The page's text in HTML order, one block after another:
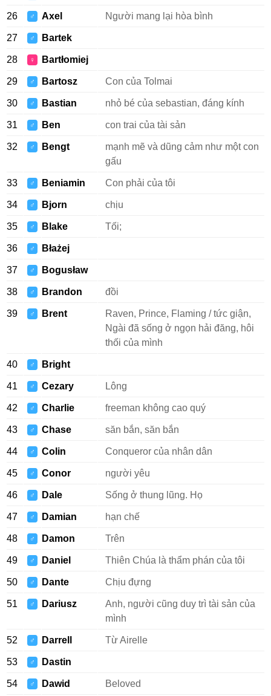
26 ♂ Axel Người mang lại hòa bình
27 ♂ Bartek
28 ♀ Bartłomiej
29 ♂ Bartosz Con của Tolmai
30 ♂ Bastian nhỏ bé của sebastian, đáng kính
31 ♂ Ben con trai của tài sản
32 ♂ Bengt
mạnh mẽ và dũng cảm như một con
gấu
33 ♂ Beniamin Con phải của tôi
34 ♂ Bjorn chịu
35 ♂ Blake Tối;
36 ♂ Błażej
37 ♂ Bogusław
38 ♂ Brandon đồi
39 ♂ Brent
Raven, Prince, Flaming / tức giận,
Ngài đã sống ở ngọn hải đăng, hôi
thối của mình
40 ♂ Bright
41 ♂ Cezary Lông
42 ♂ Charlie freeman không cao quý
43 ♂ Chase săn bắn, săn bắn
44 ♂ Colin Conqueror của nhân dân
45 ♂ Conor người yêu
46 ♂ Dale Sống ở thung lũng. Họ
47 ♂ Damian hạn chế
48 ♂ Damon Trên
49 ♂ Daniel Thiên Chúa là thẩm phán của tôi
50 ♂ Dante Chịu đựng
51 ♂ Dariusz
Anh, người cũng duy trì tài sản của
mình
52 ♂ Darrell Từ Airelle
53 ♂ Dastin
54 ♂ Dawid Beloved